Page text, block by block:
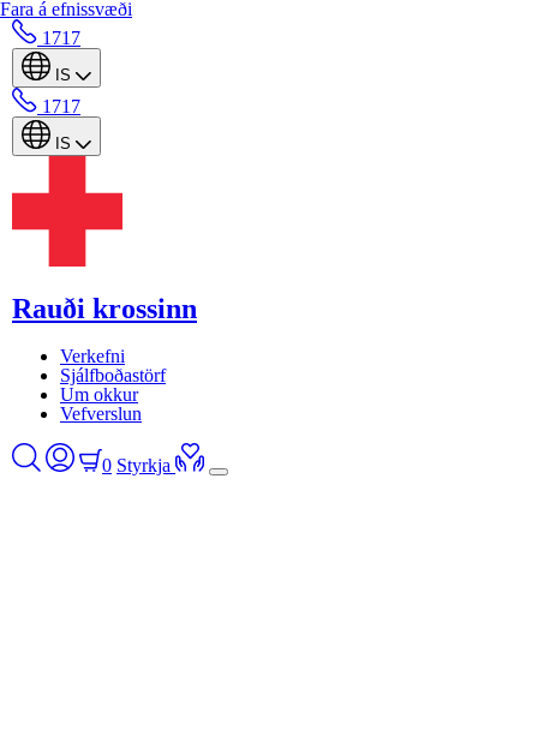
Fara á efnissvæði
1717
IS
1717
IS
Rauði krossinn
Verkefni
Sjálfboðastörf
Um okkur
Vefverslun
0 Styrkja